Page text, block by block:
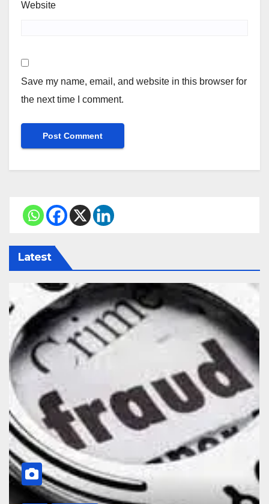
Website
Save my name, email, and website in this browser for
the next time I comment.
Latest